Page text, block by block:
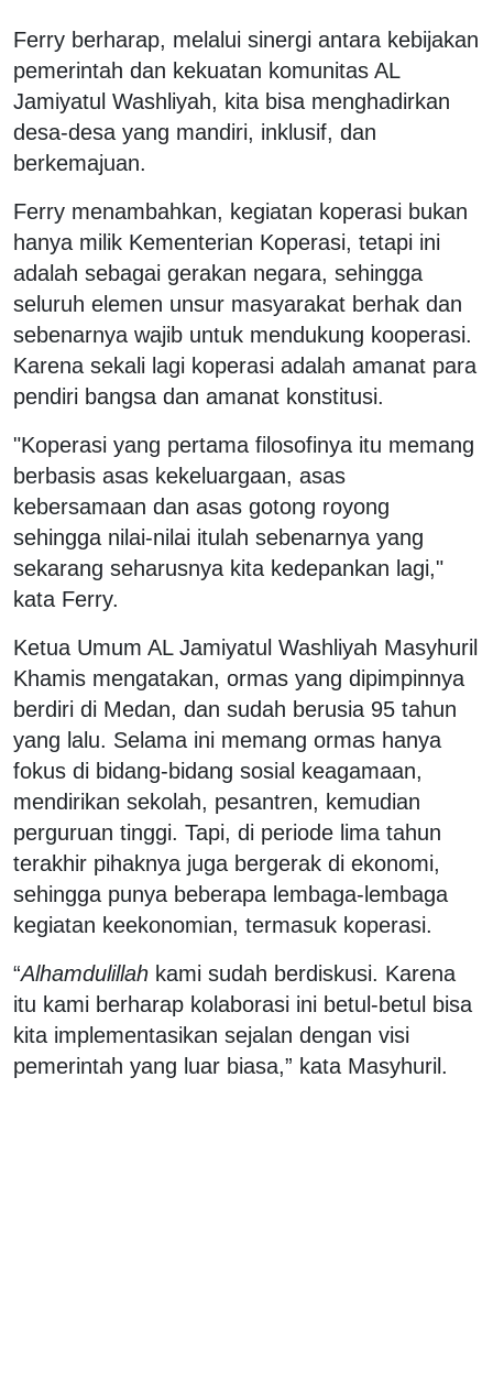
Ferry berharap, melalui sinergi antara kebijakan
pemerintah dan kekuatan komunitas AL
Jamiyatul Washliyah, kita bisa menghadirkan
desa-desa yang mandiri, inklusif, dan
berkemajuan.
Ferry menambahkan, kegiatan koperasi bukan
hanya milik Kementerian Koperasi, tetapi ini
adalah sebagai gerakan negara, sehingga
seluruh elemen unsur masyarakat berhak dan
sebenarnya wajib untuk mendukung kooperasi.
Karena sekali lagi koperasi adalah amanat para
pendiri bangsa dan amanat konstitusi.
"Koperasi yang pertama filosofinya itu memang
berbasis asas kekeluargaan, asas
kebersamaan dan asas gotong royong
sehingga nilai-nilai itulah sebenarnya yang
sekarang seharusnya kita kedepankan lagi,"
kata Ferry.
Ketua Umum AL Jamiyatul Washliyah Masyhuril
Khamis mengatakan, ormas yang dipimpinnya
berdiri di Medan, dan sudah berusia 95 tahun
yang lalu. Selama ini memang ormas hanya
fokus di bidang-bidang sosial keagamaan,
mendirikan sekolah, pesantren, kemudian
perguruan tinggi. Tapi, di periode lima tahun
terakhir pihaknya juga bergerak di ekonomi,
sehingga punya beberapa lembaga-lembaga
kegiatan keekonomian, termasuk koperasi.
“Alhamdulillah kami sudah berdiskusi. Karena
itu kami berharap kolaborasi ini betul-betul bisa
kita implementasikan sejalan dengan visi
pemerintah yang luar biasa,” kata Masyhuril.